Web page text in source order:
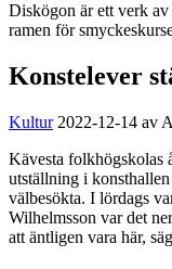
Diskögon är ett verk
ramen för
Konstelever
Kultur 2022-12-14 av
Kävesta folkhögskolas
utställning i
välbesökta. I lördags
Wilhelmsson var det
att äntligen vara här,